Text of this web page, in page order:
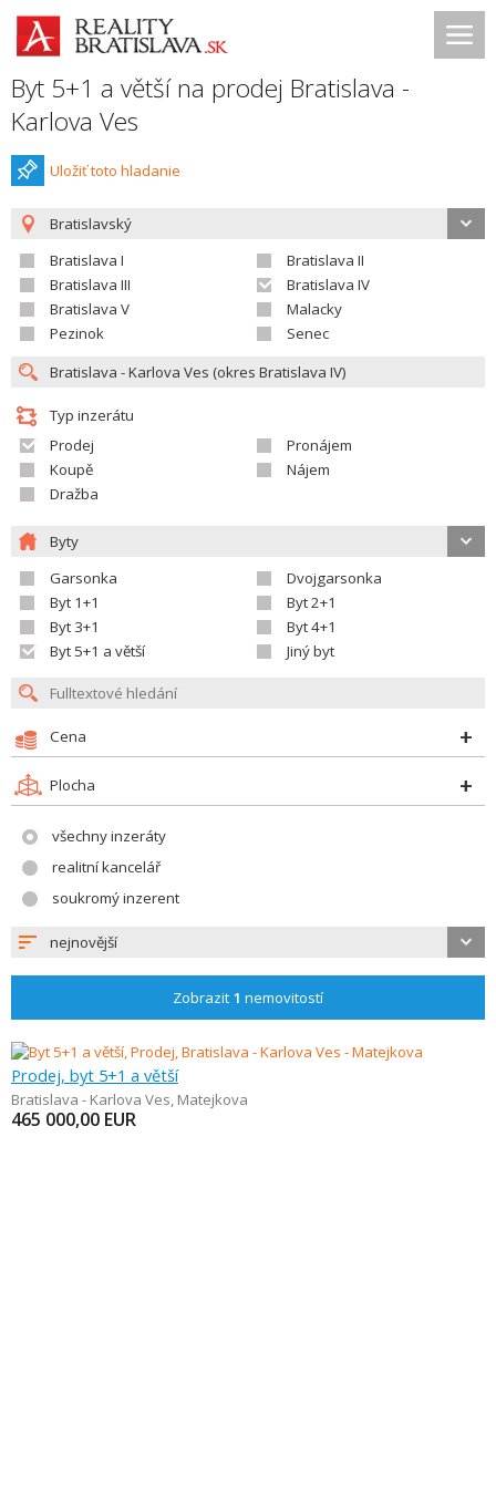
Byt 5+1 a větší na prodej Bratislava -
Karlova Ves
Uložiť toto hladanie
Bratislavský
Bratislava I
Bratislava II
Bratislava III
Bratislava IV
Bratislava V
Malacky
Pezinok
Senec
Typ inzerátu
Prodej
Pronájem
Koupě
Nájem
Dražba
Byty
Garsonka
Dvojgarsonka
Byt 1+1
Byt 2+1
Byt 3+1
Byt 4+1
Byt 5+1 a větší
Jiný byt
Cena
Plocha
všechny inzeráty
realitní kancelář
soukromý inzerent
nejnovější
Zobrazit 1 nemovitostí
Prodej, byt 5+1 a větší
Bratislava - Karlova Ves, Matejkova
465 000,00 EUR